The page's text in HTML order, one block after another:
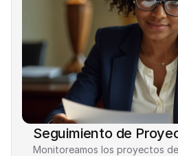
Seguimiento de
Monitoreamos los proyectos